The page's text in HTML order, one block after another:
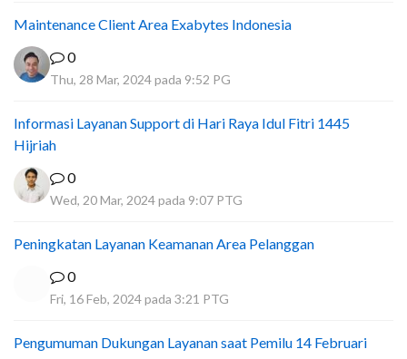
Maintenance Client Area Exabytes Indonesia
0
Thu, 28 Mar, 2024 pada 9:52 PG
Informasi Layanan Support di Hari Raya Idul Fitri 1445
Hijriah
0
Wed, 20 Mar, 2024 pada 9:07 PTG
Peningkatan Layanan Keamanan Area Pelanggan
0
Fri, 16 Feb, 2024 pada 3:21 PTG
Pengumuman Dukungan Layanan saat Pemilu 14 Februari